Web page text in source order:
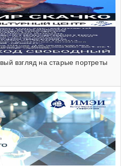
взгляд на старые портреты